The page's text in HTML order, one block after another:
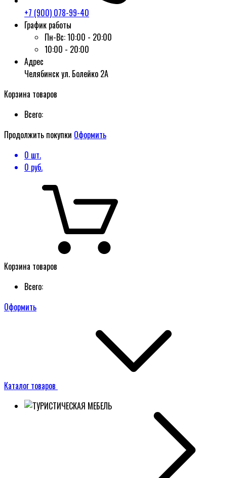
+7 (900) 078-99-40
График работы
Пн-Вс:10:00 - 20:00
10:00 - 20:00
Адрес
Челябинск ул. Болейко 2А
Корзина товаров
Всего:
Продолжить покупки Оформить
0 шт.
0 руб.
Корзина товаров
Всего:
Оформить
Каталог товаров